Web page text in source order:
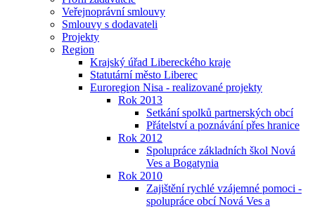
Veřejnoprávní smlouvy
Smlouvy s dodavateli
Projekty
Region
Krajský úřad Libereckého kraje
Statutární město Liberec
Euroregion Nisa - realizované projekty
Rok 2013
Setkání spolků partnerských obcí
Přátelství a poznávání přes hranice
Rok 2012
Spolupráce základních škol Nová
Ves a Bogatynia
Rok 2010
Zajištění rychlé vzájemné pomoci -
spolupráce obcí Nová Ves a